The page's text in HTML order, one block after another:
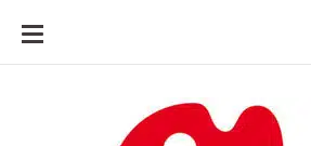
ALLER
CONTENU